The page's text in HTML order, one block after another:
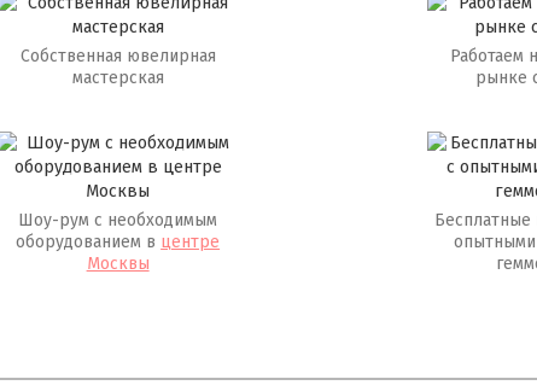
Собственная ювелирная
мастерская
Работаем
рынке
Шоу-рум с необходимым
оборудованием в центре
Москвы
Бесплатные
опытными